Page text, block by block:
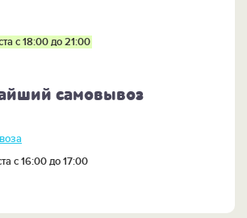
с 18:00 до 21:00
самовывоз
с 16:00 до 17:00